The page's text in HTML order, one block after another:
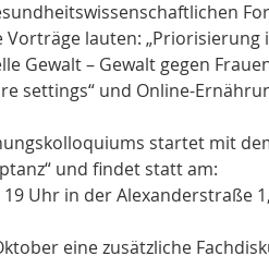
lauten: „Priorisierung
Gewalt – Gewalt gegen
settings“ und Online-
startet mit
und findet statt am:
Uhr in der Alexanderstraße
eine zusätzliche